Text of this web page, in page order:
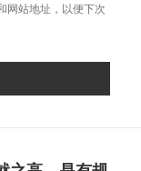
网站地址，以便下次